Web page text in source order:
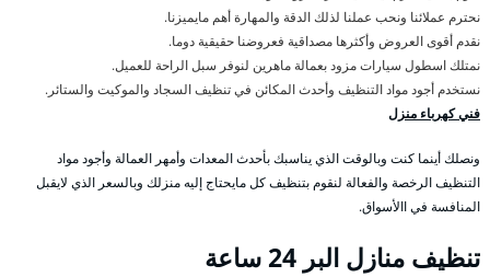
نحترم عملائنا ونحب عملنا لذلك الدقة والمهارة أهم مايميزنا.
نقدم أقوى العروض وأكثرها مصداقية فعروضنا حقيقية دوما.
نمتلك اسطول سيارات مزود بعمالة ماهرين لنوفر سبل الراحة للعميل.
نستخدم أجود مواد التنظيف وأحدث المكائن في تنظيف السجاد والموكيت والستائر.
فني كهرباء منزل
ونصلك أينما كنت وبالوقت الذي يناسبك بأحدث المعدات وأمهر العمالة وأجود مواد
التنظيف الرخصة والفعالة لنقوم بتنظيف كل مايحتاج إليه منزلك وبالسعر الذي لايقبل
المنافسة في االأسواق.
تنظيف منازل البر 24 ساعة